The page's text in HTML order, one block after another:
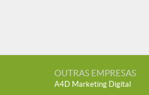
OUTRAS EMPRESAS
A4D Marketing Digital